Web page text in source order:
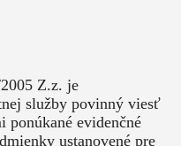
Z.z. je
služby povinný viesť
ponúkané evidenčné
ustanovené pre